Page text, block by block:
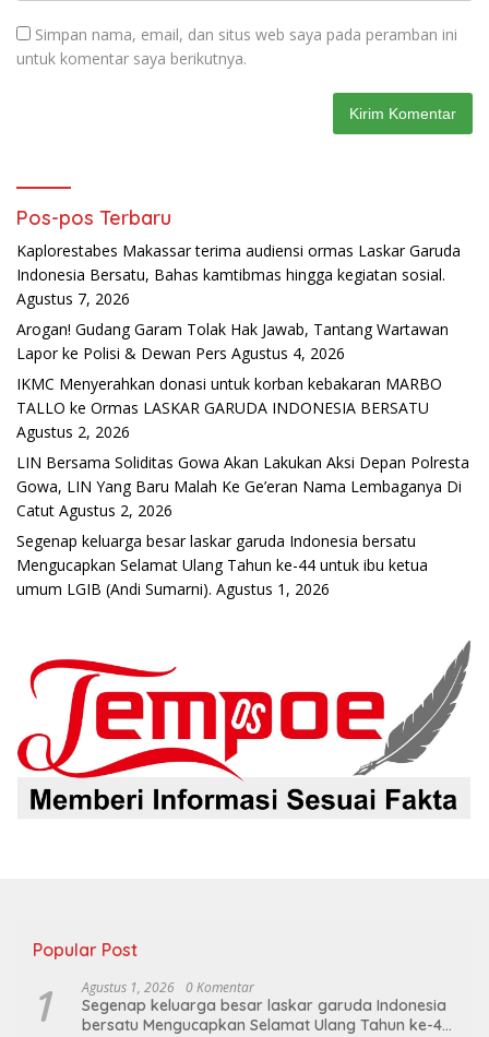
Simpan nama, email, dan situs web saya pada peramban ini
untuk komentar saya berikutnya.
Pos-pos Terbaru
Kaplorestabes Makassar terima audiensi ormas Laskar Garuda
Indonesia Bersatu, Bahas kamtibmas hingga kegiatan sosial.
Agustus 7, 2026
Arogan! Gudang Garam Tolak Hak Jawab, Tantang Wartawan
Lapor ke Polisi & Dewan Pers Agustus 4, 2026
IKMC Menyerahkan donasi untuk korban kebakaran MARBO
TALLO ke Ormas LASKAR GARUDA INDONESIA BERSATU
Agustus 2, 2026
LIN Bersama Soliditas Gowa Akan Lakukan Aksi Depan Polresta
Gowa, LIN Yang Baru Malah Ke Ge’eran Nama Lembaganya Di
Catut Agustus 2, 2026
Segenap keluarga besar laskar garuda Indonesia bersatu
Mengucapkan Selamat Ulang Tahun ke-44 untuk ibu ketua
umum LGIB (Andi Sumarni). Agustus 1, 2026
Popular Post
1 Agustus 1, 2026 0 Komentar
Segenap keluarga besar laskar garuda Indonesia
bersatu Mengucapkan Selamat Ulang Tahun ke-44